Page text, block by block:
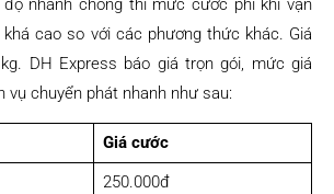
nhanh chóng thì mức cước phí khi vận
cao so với các phương thức khác. Giá
DH Express báo giá trọn gói, mức giá
vụ chuyển phát nhanh như sau:
Giá cước
250.000đ